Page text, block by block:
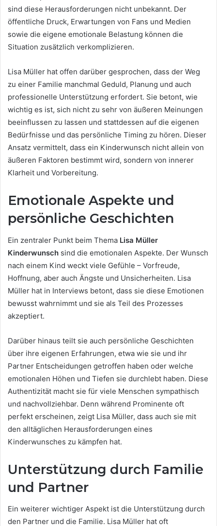
sind diese Herausforderungen nicht unbekannt. Der
öffentliche Druck, Erwartungen von Fans und Medien
sowie die eigene emotionale Belastung können die
Situation zusätzlich verkomplizieren.
Lisa Müller hat offen darüber gesprochen, dass der Weg
zu einer Familie manchmal Geduld, Planung und auch
professionelle Unterstützung erfordert. Sie betont, wie
wichtig es ist, sich nicht zu sehr von äußeren Meinungen
beeinflussen zu lassen und stattdessen auf die eigenen
Bedürfnisse und das persönliche Timing zu hören. Dieser
Ansatz vermittelt, dass ein Kinderwunsch nicht allein von
äußeren Faktoren bestimmt wird, sondern von innerer
Klarheit und Vorbereitung.
Emotionale Aspekte und
persönliche Geschichten
Ein zentraler Punkt beim Thema Lisa Müller
Kinderwunsch sind die emotionalen Aspekte. Der Wunsch
nach einem Kind weckt viele Gefühle – Vorfreude,
Hoffnung, aber auch Ängste und Unsicherheiten. Lisa
Müller hat in Interviews betont, dass sie diese Emotionen
bewusst wahrnimmt und sie als Teil des Prozesses
akzeptiert.
Darüber hinaus teilt sie auch persönliche Geschichten
über ihre eigenen Erfahrungen, etwa wie sie und ihr
Partner Entscheidungen getroffen haben oder welche
emotionalen Höhen und Tiefen sie durchlebt haben. Diese
Authentizität macht sie für viele Menschen sympathisch
und nachvollziehbar. Denn während Prominente oft
perfekt erscheinen, zeigt Lisa Müller, dass auch sie mit
den alltäglichen Herausforderungen eines
Kinderwunsches zu kämpfen hat.
Unterstützung durch Familie
und Partner
Ein weiterer wichtiger Aspekt ist die Unterstützung durch
den Partner und die Familie. Lisa Müller hat oft